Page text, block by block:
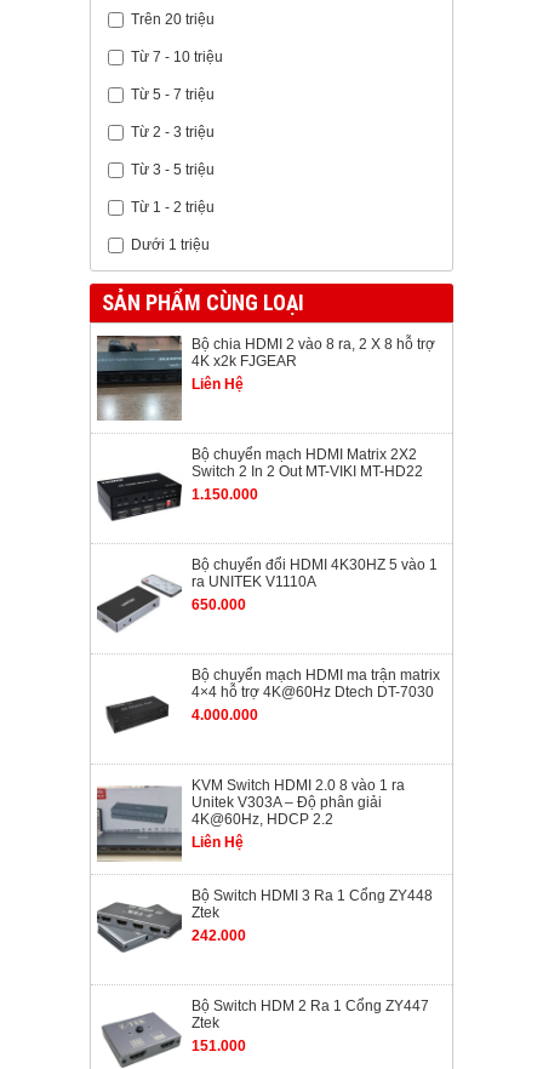
Trên 20 triệu
Từ 7 - 10 triệu
Từ 5 - 7 triệu
Từ 2 - 3 triệu
Từ 3 - 5 triệu
Từ 1 - 2 triệu
Dưới 1 triệu
SẢN PHẨM CÙNG LOẠI
Bộ chia HDMI 2 vào 8 ra, 2 X 8 hỗ trợ
4K x2k FJGEAR
Liên Hệ
Bộ chuyển mạch HDMI Matrix 2X2
Switch 2 In 2 Out MT-VIKI MT-HD22
1.150.000
Bộ chuyển đổi HDMI 4K30HZ 5 vào 1
ra UNITEK V1110A
650.000
Bộ chuyển mạch HDMI ma trận matrix
4×4 hỗ trợ 4K@60Hz Dtech DT-7030
4.000.000
KVM Switch HDMI 2.0 8 vào 1 ra
Unitek V303A – Độ phân giải
4K@60Hz, HDCP 2.2
Liên Hệ
Bộ Switch HDMI 3 Ra 1 Cổng ZY448
Ztek
242.000
Bộ Switch HDM 2 Ra 1 Cổng ZY447
Ztek
151.000